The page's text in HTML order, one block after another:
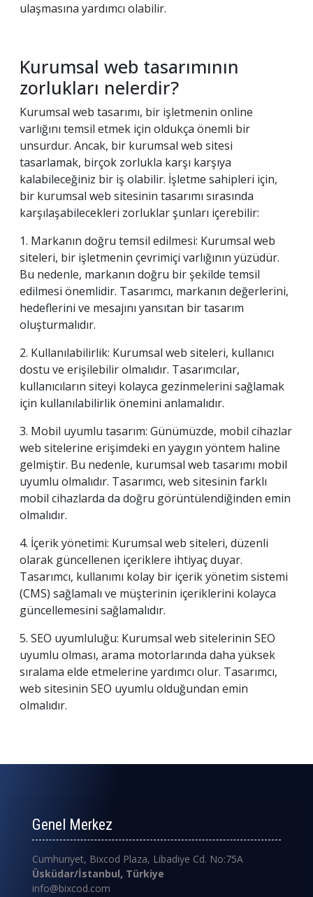
ulaşmasına yardımcı olabilir.
Kurumsal web tasarımının
zorlukları nelerdir?
Kurumsal web tasarımı, bir işletmenin online
varlığını temsil etmek için oldukça önemli bir
unsurdur. Ancak, bir kurumsal web sitesi
tasarlamak, birçok zorlukla karşı karşıya
kalabileceğiniz bir iş olabilir. İşletme sahipleri için,
bir kurumsal web sitesinin tasarımı sırasında
karşılaşabilecekleri zorluklar şunları içerebilir:
1. Markanın doğru temsil edilmesi: Kurumsal web
siteleri, bir işletmenin çevrimiçi varlığının yüzüdür.
Bu nedenle, markanın doğru bir şekilde temsil
edilmesi önemlidir. Tasarımcı, markanın değerlerini,
hedeflerini ve mesajını yansıtan bir tasarım
oluşturmalıdır.
2. Kullanılabilirlik: Kurumsal web siteleri, kullanıcı
dostu ve erişilebilir olmalıdır. Tasarımcılar,
kullanıcıların siteyi kolayca gezinmelerini sağlamak
için kullanılabilirlik önemini anlamalıdır.
3. Mobil uyumlu tasarım: Günümüzde, mobil cihazlar
web sitelerine erişimdeki en yaygın yöntem haline
gelmiştir. Bu nedenle, kurumsal web tasarımı mobil
uyumlu olmalıdır. Tasarımcı, web sitesinin farklı
mobil cihazlarda da doğru görüntülendiğinden emin
olmalıdır.
4. İçerik yönetimi: Kurumsal web siteleri, düzenli
olarak güncellenen içeriklere ihtiyaç duyar.
Tasarımcı, kullanımı kolay bir içerik yönetim sistemi
(CMS) sağlamalı ve müşterinin içeriklerini kolayca
güncellemesini sağlamalıdır.
5. SEO uyumluluğu: Kurumsal web sitelerinin SEO
uyumlu olması, arama motorlarında daha yüksek
sıralama elde etmelerine yardımcı olur. Tasarımcı,
web sitesinin SEO uyumlu olduğundan emin
olmalıdır.
Genel Merkez
Cumhuriyet, Bixcod Plaza, Libadiye Cd. No:75A
Üsküdar/İstanbul, Türkiye
info@bixcod.com